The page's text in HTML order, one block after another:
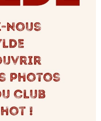
Pascal
mars 14, 2024 à 7:38 am
Concernant la tenue